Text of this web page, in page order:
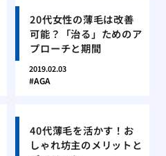
20代女性の薄毛は改善
可能？「治る」ためのア
プローチと期間
2019.02.03
AGA
40代薄毛を活かす！お
しゃれ坊主のメリットと